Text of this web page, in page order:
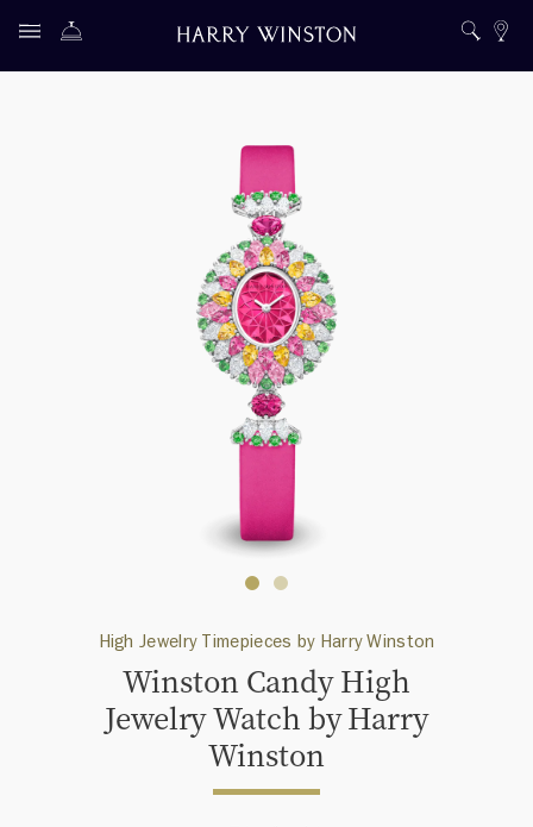
High Jewelry Timepieces by Harry Winston
Winston Candy High
Jewelry Watch by Harry
Winston